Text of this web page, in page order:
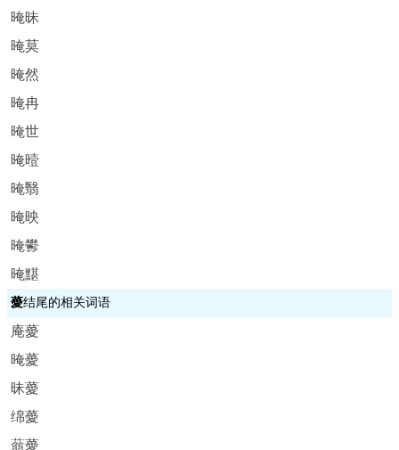
晻昧
晻莫
晻然
晻冉
晻世
晻曀
晻翳
晻映
晻鬰
晻黮
薆结尾的相关词语
庵薆
晻薆
昧薆
绵薆
蓊薆